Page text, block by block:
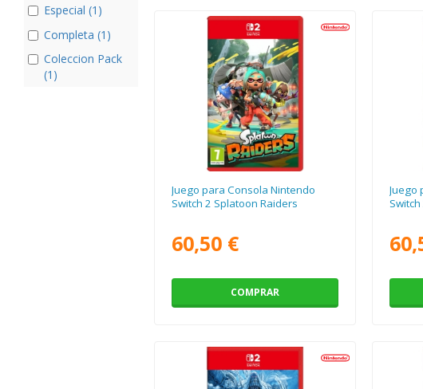
Especial (1)
Completa (1)
Coleccion Pack
(1)
Juego para Consola Nintendo
Switch 2 Splatoon Raiders
60,50 €
COMPRAR
Juego